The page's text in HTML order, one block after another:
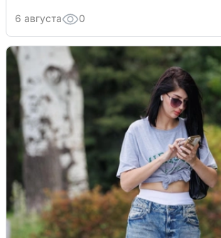
6 августа 0